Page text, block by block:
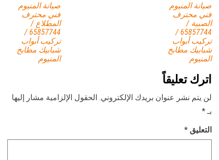
صيانة المنيوم
فني محترف
المطلاع /
65857744 /
تركيب أبواب
شبابيك مطابخ
المنيوم
صيانة المنيوم
فني محترف
الصبية /
65857744 /
تركيب أبواب
شبابيك مطابخ
المنيوم
اترك تعليقاً
لن يتم نشر عنوان بريدك الإلكتروني. الحقول الإلزامية مشار إليها
بـ*
التعليق *